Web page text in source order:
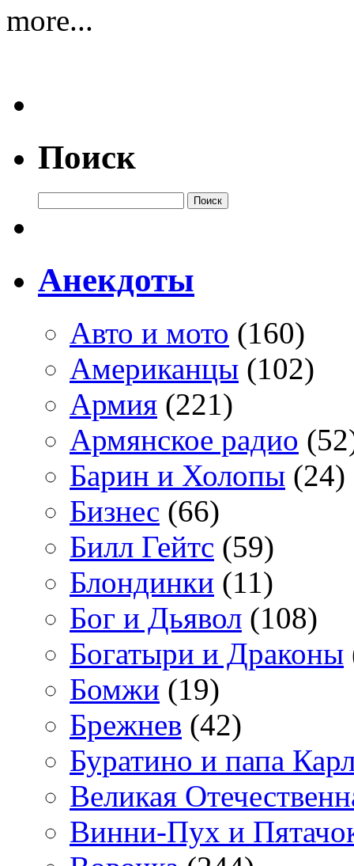
more...
Поиск
Анекдоты
Авто и мото (160)
Американцы (102)
Армия (221)
Армянское радио
Барин и Холопы (24)
Бизнес (66)
Билл Гейтс (59)
Блондинки (11)
Бог и Дьявол (108)
Богатыри и Драконы
Бомжи (19)
Брежнев (42)
Буратино и папа
Великая
Винни-Пух и